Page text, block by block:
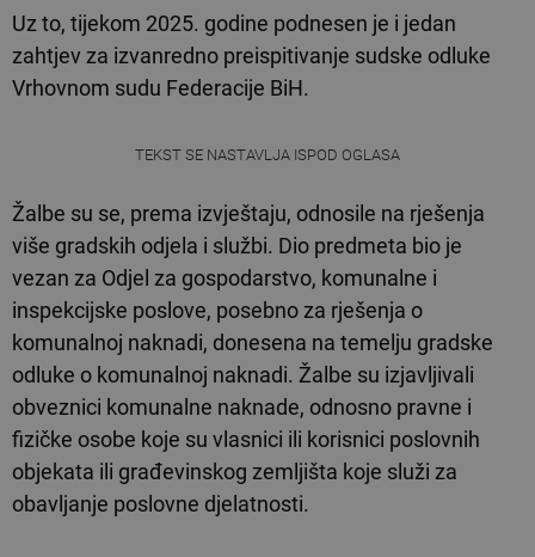
Uz to, tijekom 2025. godine podnesen je i jedan
zahtjev za izvanredno preispitivanje sudske odluke
Vrhovnom sudu Federacije BiH.
TEKST SE NASTAVLJA ISPOD OGLASA
Žalbe su se, prema izvještaju, odnosile na rješenja
više gradskih odjela i službi. Dio predmeta bio je
vezan za Odjel za gospodarstvo, komunalne i
inspekcijske poslove, posebno za rješenja o
komunalnoj naknadi, donesena na temelju gradske
odluke o komunalnoj naknadi. Žalbe su izjavljivali
obveznici komunalne naknade, odnosno pravne i
fizičke osobe koje su vlasnici ili korisnici poslovnih
objekata ili građevinskog zemljišta koje služi za
obavljanje poslovne djelatnosti.